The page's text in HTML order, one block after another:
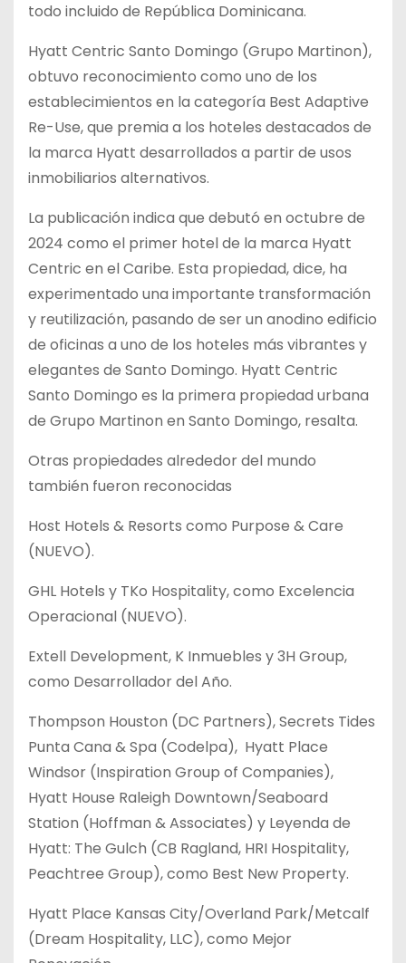
todo incluido de República Dominicana.
Hyatt Centric Santo Domingo (Grupo Martinon),
obtuvo reconocimiento como uno de los
establecimientos en la categoría Best Adaptive
Re-Use, que premia a los hoteles destacados de
la marca Hyatt desarrollados a partir de usos
inmobiliarios alternativos.
La publicación indica que debutó en octubre de
2024 como el primer hotel de la marca Hyatt
Centric en el Caribe. Esta propiedad, dice, ha
experimentado una importante transformación
y reutilización, pasando de ser un anodino edificio
de oficinas a uno de los hoteles más vibrantes y
elegantes de Santo Domingo. Hyatt Centric
Santo Domingo es la primera propiedad urbana
de Grupo Martinon en Santo Domingo, resalta.
Otras propiedades alrededor del mundo
también fueron reconocidas
Host Hotels & Resorts como Purpose & Care
(NUEVO).
GHL Hotels y TKo Hospitality, como Excelencia
Operacional (NUEVO).
Extell Development, K Inmuebles y 3H Group,
como Desarrollador del Año.
Thompson Houston (DC Partners), Secrets Tides
Punta Cana & Spa (Codelpa), Hyatt Place
Windsor (Inspiration Group of Companies),
Hyatt House Raleigh Downtown/Seaboard
Station (Hoffman & Associates) y Leyenda de
Hyatt: The Gulch (CB Ragland, HRI Hospitality,
Peachtree Group), como Best New Property.
Hyatt Place Kansas City/Overland Park/Metcalf
(Dream Hospitality, LLC), como Mejor